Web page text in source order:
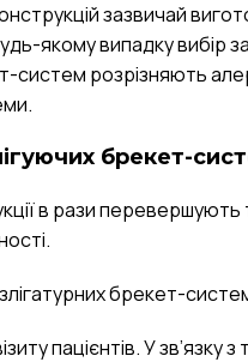
зазвичай
якому випадку
розрізняють
брекет-
в рази
брекет-
пацієнтів. У